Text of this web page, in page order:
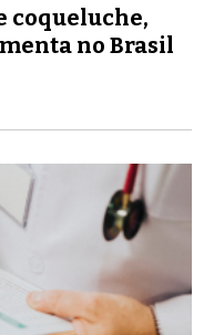
coqueluche,
no Brasil